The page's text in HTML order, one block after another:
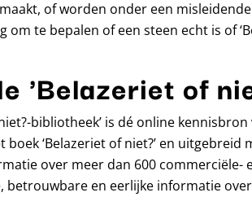
of worden onder een
om te bepalen of een steen echt is of
'Belazeriet of
bibliotheek’ is dé online
boek ‘Belazeriet of niet?’ en
over meer dan 600
betrouwbare en eerlijke informatie